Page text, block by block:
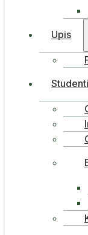
Upis
Studenti